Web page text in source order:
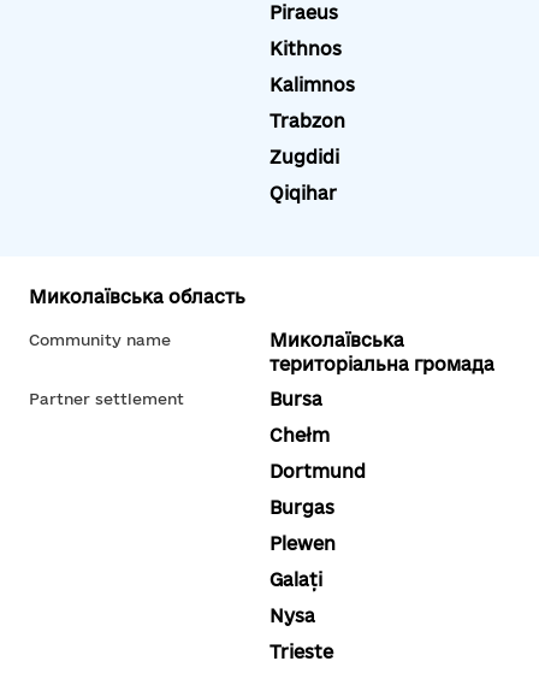
Piraeus
Kithnos
Kalimnos
Trabzon
Zugdidi
Qiqihar
Миколаївська область
Community name
Миколаївська
територіальна громада
Partner settlement
Bursa
Chełm
Dortmund
Burgas
Plewen
Galați
Nysa
Trieste